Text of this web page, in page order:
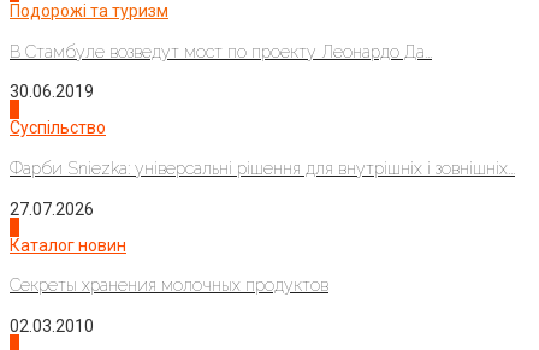
Подорожі та туризм
В Стамбуле возведут мост по проекту Леонардо Да...
30.06.2019
Суспільство
Фарби Sniezka: універсальні рішення для внутрішніх і зовнішніх...
27.07.2026
Каталог новин
Секреты хранения молочных продуктов
02.03.2010